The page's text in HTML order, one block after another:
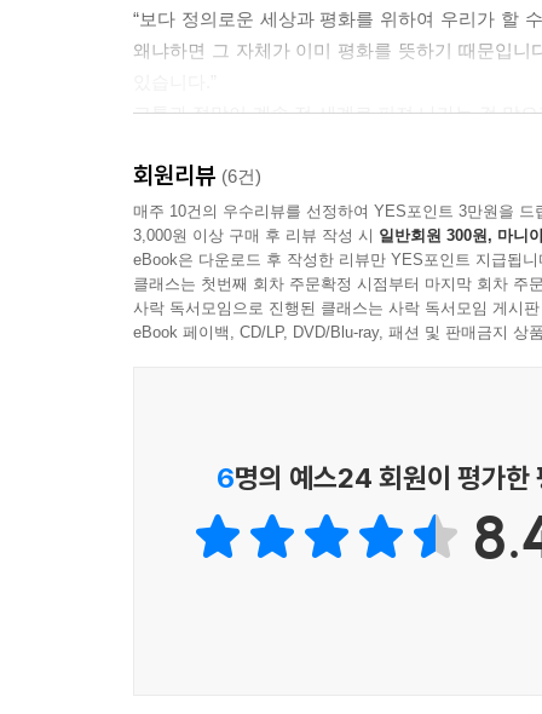
“보다 정의로운 세상과 평화를 위하여 우리가 할
왜냐하면 그 자체가 이미 평화를 뜻하기 때문입
고통과 절망이 계속 전 세계로 퍼져 나가는 걸 막
리 다시 한 번 잘 지내 보자.”라고 말하는 것도 마
--- p.41
회원리뷰 (6건)
매주 10건의 우수리뷰를 선정하여 YES포인트 3만원을 드
3,000원 이상 구매 후 리뷰 작성 시 일반회원 300원, 마니
eBook은 다운로드 후 작성한 리뷰만 YES포인트 지급됩니
클래스는 첫번째 회차 주문확정 시점부터 마지막 회차 주
사락 독서모임으로 진행된 클래스는 사락 독서모임 게시
eBook 페이백, CD/LP, DVD/Blu-ray, 패션 및 판매금지 상
6명의 예스24 회원이 평가한